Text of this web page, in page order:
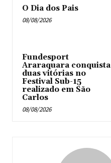
O Dia dos Pais
08/08/2026
Fundesport
Araraquara conquista
duas vitórias no
Festival Sub-15
realizado em São
Carlos
08/08/2026